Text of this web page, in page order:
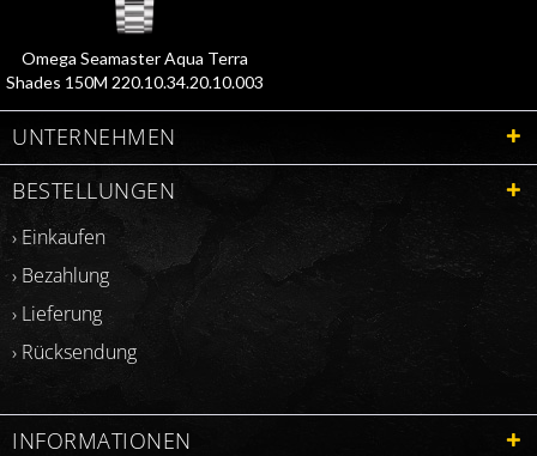
Omega Seamaster Aqua Terra
Shades 150M 220.10.34.20.10.003
UNTERNEHMEN
BESTELLUNGEN
› Einkaufen
› Bezahlung
› Lieferung
› Rücksendung
INFORMATIONEN